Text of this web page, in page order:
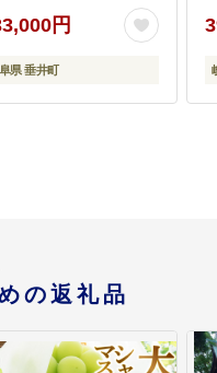
円
県 垂井町
の返礼品